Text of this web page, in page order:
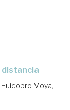
distancia
Huidobro Moya,